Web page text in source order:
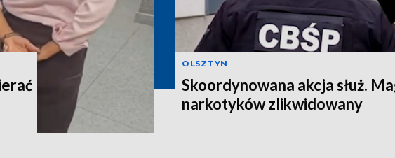
OLSZTYN
Skoordynowana akcja służ.
narkotyków zlikwidowany